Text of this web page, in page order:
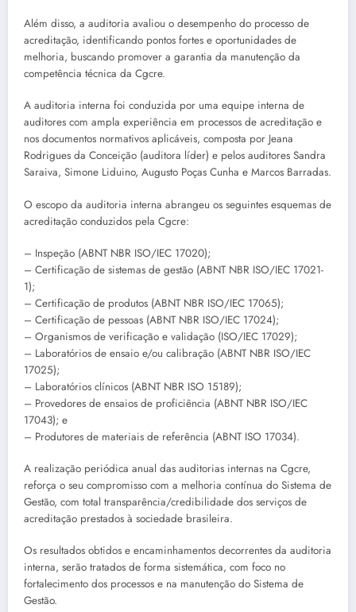
Além disso, a auditoria avaliou o desempenho do processo de
acreditação, identificando pontos fortes e oportunidades de
melhoria, buscando promover a garantia da manutenção da
competência técnica da Cgcre.
A auditoria interna foi conduzida por uma equipe interna de
auditores com ampla experiência em processos de acreditação e
nos documentos normativos aplicáveis, composta por Jeana
Rodrigues da Conceição (auditora líder) e pelos auditores Sandra
Saraiva, Simone Liduino, Augusto Poças Cunha e Marcos Barradas.
O escopo da auditoria interna abrangeu os seguintes esquemas de
acreditação conduzidos pela Cgcre:
– Inspeção (ABNT NBR ISO/IEC 17020);
– Certificação de sistemas de gestão (ABNT NBR ISO/IEC 17021-
1);
– Certificação de produtos (ABNT NBR ISO/IEC 17065);
– Certificação de pessoas (ABNT NBR ISO/IEC 17024);
– Organismos de verificação e validação (ISO/IEC 17029);
– Laboratórios de ensaio e/ou calibração (ABNT NBR ISO/IEC
17025);
– Laboratórios clínicos (ABNT NBR ISO 15189);
– Provedores de ensaios de proficiência (ABNT NBR ISO/IEC
17043); e
– Produtores de materiais de referência (ABNT ISO 17034).
A realização periódica anual das auditorias internas na Cgcre,
reforça o seu compromisso com a melhoria contínua do Sistema de
Gestão, com total transparência/credibilidade dos serviços de
acreditação prestados à sociedade brasileira.
Os resultados obtidos e encaminhamentos decorrentes da auditoria
interna, serão tratados de forma sistemática, com foco no
fortalecimento dos processos e na manutenção do Sistema de
Gestão.